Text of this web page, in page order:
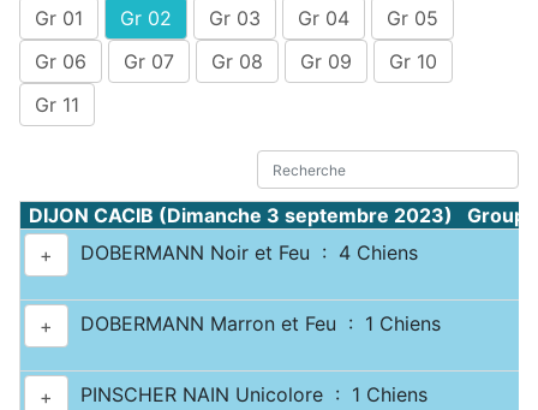
Gr 01 Gr 02 Gr 03 Gr 04
Gr 05
Gr 06
Gr 07 Gr 08 Gr 09
Gr 10
Gr 11
DIJON CACIB (Dimanche 3 septembre 2023)
+
DOBERMANN Noir et Feu : 4 Chiens
+ DOBERMANN Marron et Feu : 1 Chiens
+ PINSCHER NAIN Unicolore : 1 Chiens